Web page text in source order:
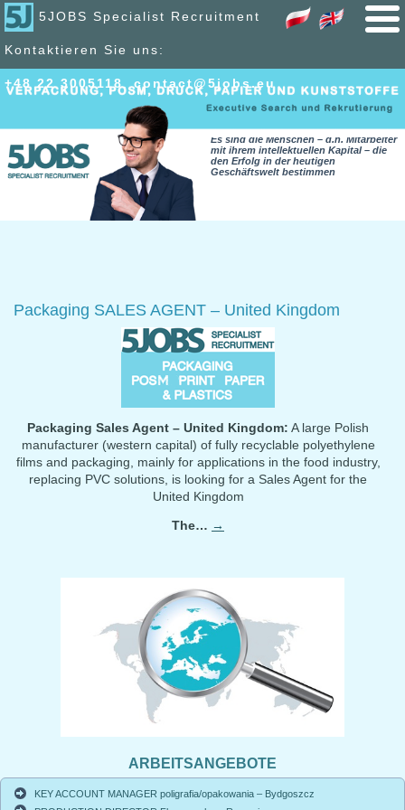
5JOBS Specialist Recruitment
Kontaktieren Sie uns:
+48 22 3005118,contact@5jobs.eu
Es sind die Menschen – d.h. Mitarbeiter
mit ihrem intellektuellen Kapital – die
den Erfolg in der heutigen
Geschäftswelt bestimmen
Packaging SALES AGENT – United Kingdom
Packaging Sales Agent – United Kingdom: A large Polish
manufacturer (western capital) of fully recyclable polyethylene
films and packaging, mainly for applications in the food industry,
replacing PVC solutions, is looking for a Sales Agent for the
United Kingdom
The… →
ARBEITSANGEBOTE
KEY ACCOUNT MANAGER poligrafia/opakowania – Bydgoszcz